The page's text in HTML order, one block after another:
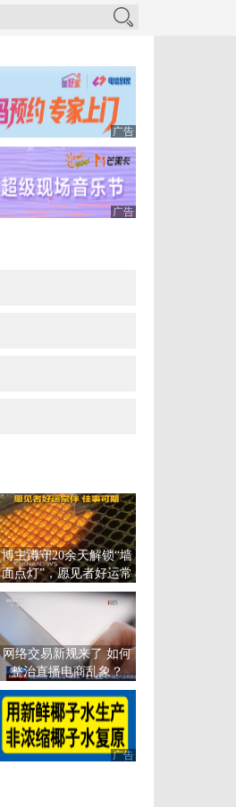
广告
广告
博主蹲守20余天解锁“墙
面点灯”，愿见者好运常
伴
网络交易新规来了 如何
整治直播电商乱象？
广告